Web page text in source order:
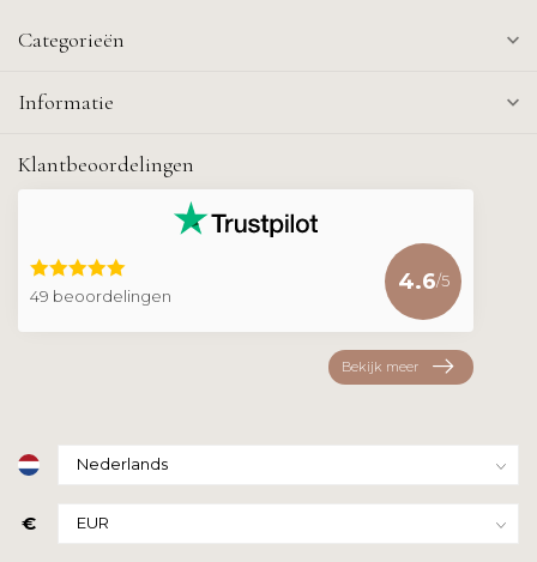
Categorieën
Informatie
Klantbeoordelingen
49 beoordelingen
4.6/5
Bekijk meer
€